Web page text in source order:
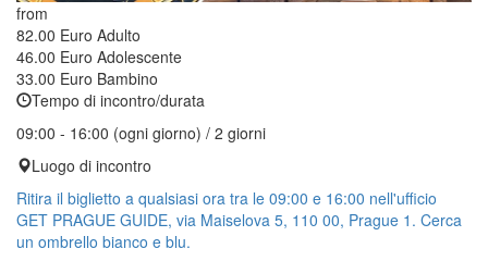
from
82.00 Euro Adulto
46.00 Euro Adolescente
33.00 Euro Bambino
Tempo di incontro/durata
09:00 - 16:00 (ogni giorno) / 2 giorni
Luogo di incontro
Ritira il biglietto a qualsiasi ora tra le 09:00 e 16:00 nell'ufficio
GET PRAGUE GUIDE, via Maiselova 5, 110 00, Prague 1. Cerca
un ombrello bianco e blu.